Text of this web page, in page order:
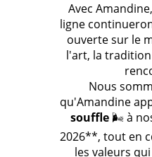
Avec
ligne
ouverte sur le
l'art, la
Nous
qu'Amandine
souffle🌬️ à
2026**, tout en
les valeurs